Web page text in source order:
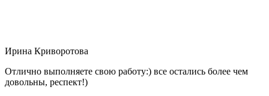
Ирина Криворотова
Отлично выполняете свою работу:) все остались более чем
довольны, респект!)